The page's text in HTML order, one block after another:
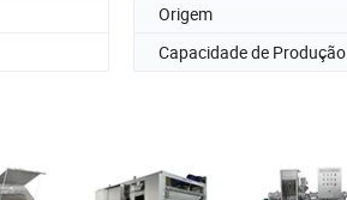
Origem
Capacidade de Produção